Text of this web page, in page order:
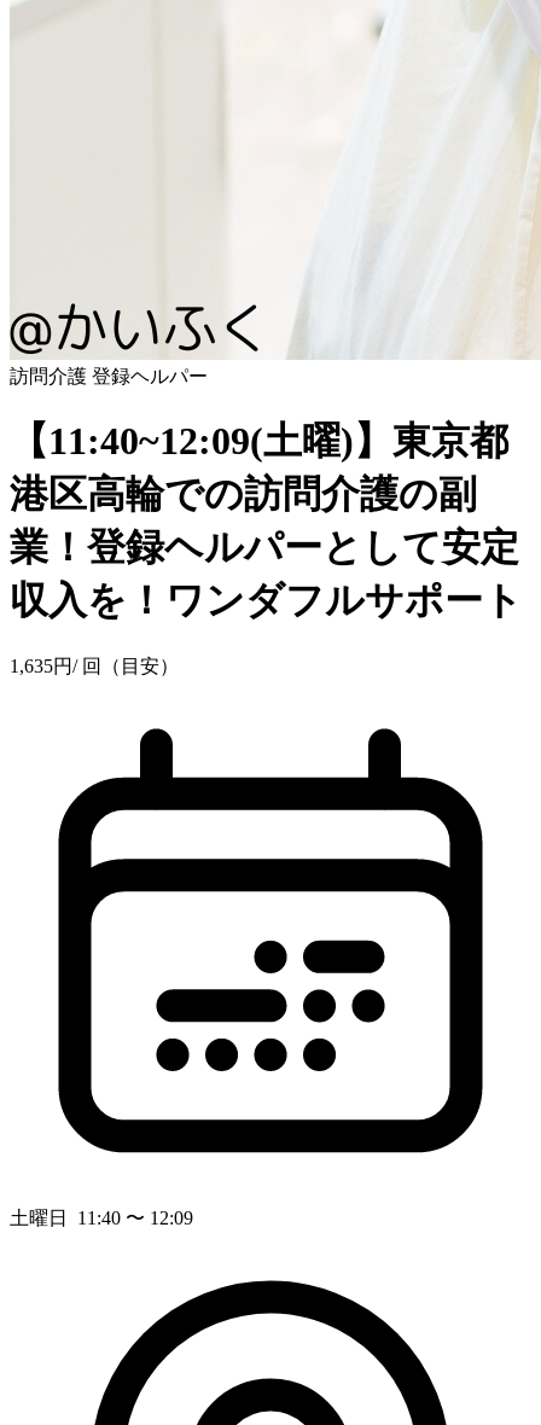
訪問介護 登録ヘルパー
【11:40~12:09(土曜)】東京都
港区高輪での訪問介護の副
業！登録ヘルパーとして安定
収入を！ワンダフルサポート
1,635円/ 回（目安）
土曜日 11:40 〜 12:09